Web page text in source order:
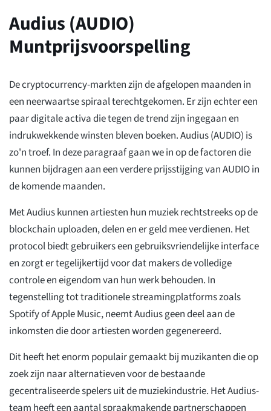
Audius (AUDIO)
Muntprijsvoorspelling
De cryptocurrency-markten zijn de afgelopen maanden in
een neerwaartse spiraal terechtgekomen. Er zijn echter een
paar digitale activa die tegen de trend zijn ingegaan en
indrukwekkende winsten bleven boeken. Audius (AUDIO) is
zo'n troef. In deze paragraaf gaan we in op de factoren die
kunnen bijdragen aan een verdere prijsstijging van AUDIO in
de komende maanden.
Met Audius kunnen artiesten hun muziek rechtstreeks op de
blockchain uploaden, delen en er geld mee verdienen. Het
protocol biedt gebruikers een gebruiksvriendelijke interface
en zorgt er tegelijkertijd voor dat makers de volledige
controle en eigendom van hun werk behouden. In
tegenstelling tot traditionele streamingplatforms zoals
Spotify of Apple Music, neemt Audius geen deel aan de
inkomsten die door artiesten worden gegenereerd.
Dit heeft het enorm populair gemaakt bij muzikanten die op
zoek zijn naar alternatieven voor de bestaande
gecentraliseerde spelers uit de muziekindustrie. Het Audius-
team heeft een aantal spraakmakende partnerschappen